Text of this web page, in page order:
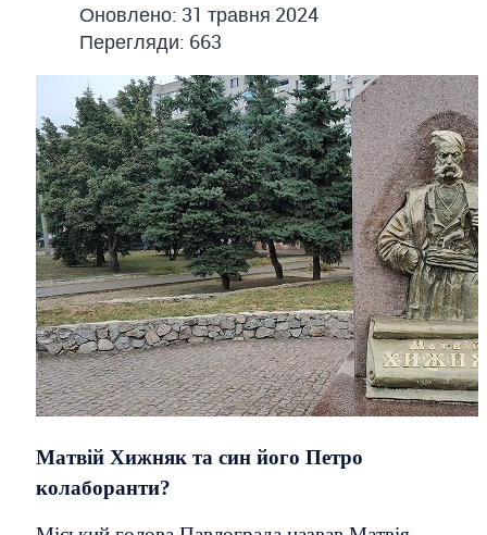
Оновлено: 31 травня 2024
Перегляди: 663
Матвій Хижняк та син його Петро
колаборанти?